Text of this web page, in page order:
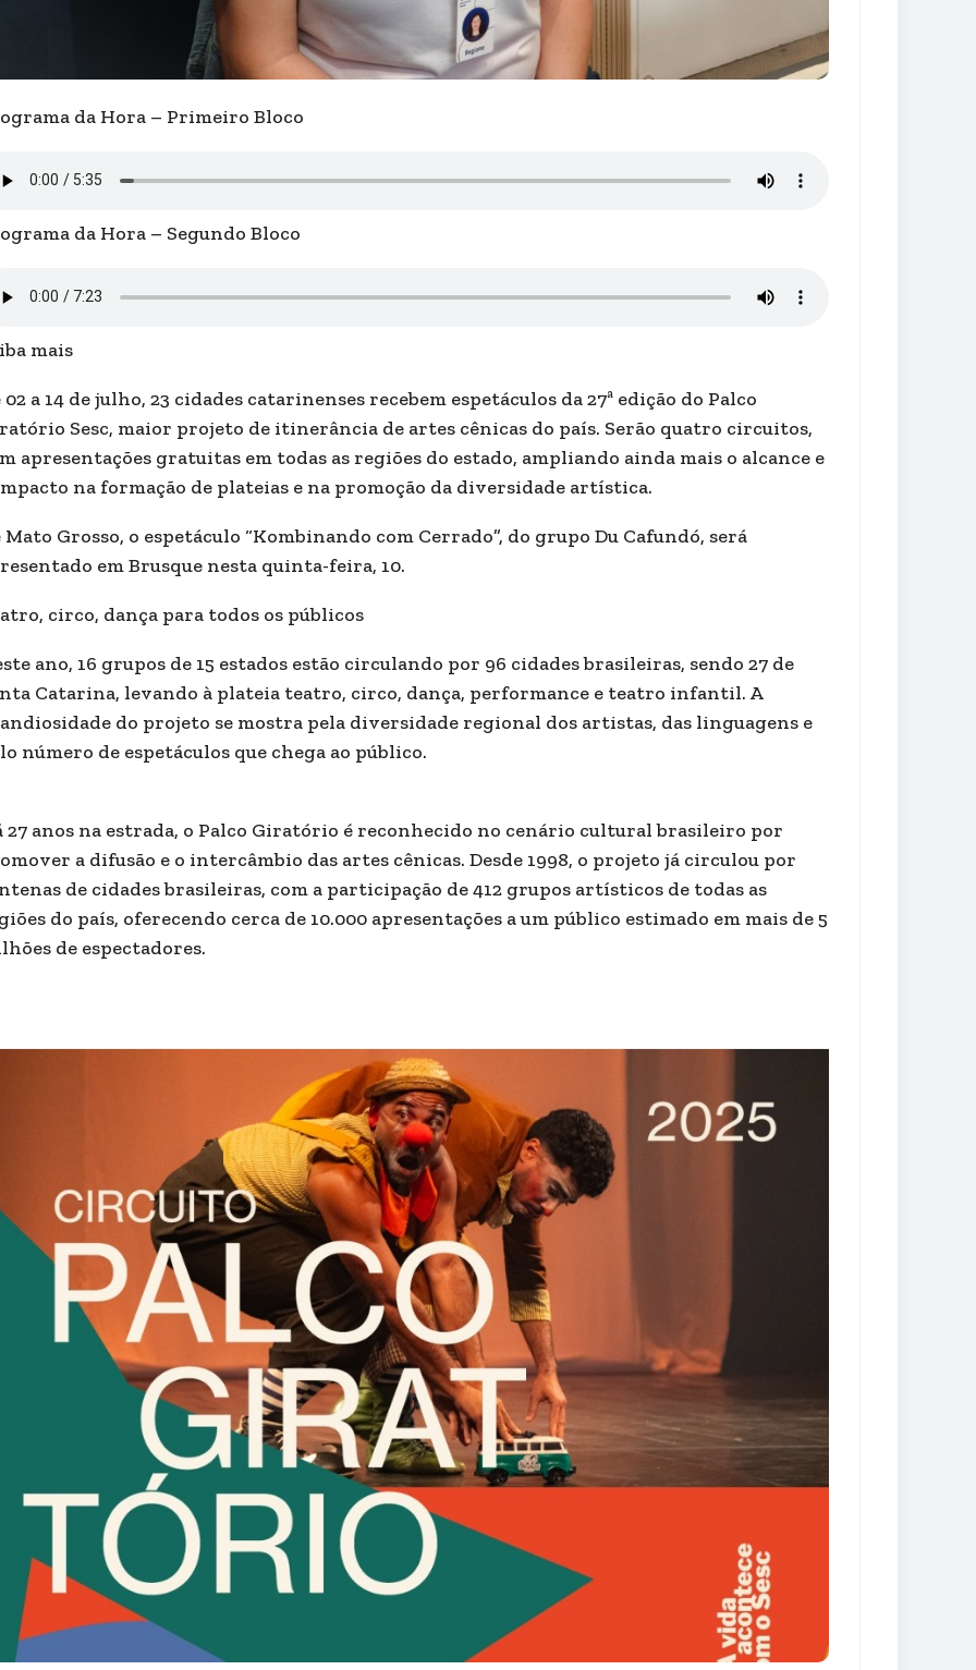
da Hora – Primeiro Bloco
da Hora – Segundo Bloco
mais
02 a 14 de julho, 23 cidades catarinenses recebem espetáculos da 27ª edição do Palco
Sesc, maior projeto de itinerância de artes cênicas do país. Serão quatro circuitos,
apresentações gratuitas em todas as regiões do estado, ampliando ainda mais o alcance e
na formação de plateias e na promoção da diversidade artística.
Mato Grosso, o espetáculo “Kombinando com Cerrado”, do grupo Du Cafundó, será
em Brusque nesta quinta-feira, 10.
circo, dança para todos os públicos
ano, 16 grupos de 15 estados estão circulando por 96 cidades brasileiras, sendo 27 de
Catarina, levando à plateia teatro, circo, dança, performance e teatro infantil. A
do projeto se mostra pela diversidade regional dos artistas, das linguagens e
número de espetáculos que chega ao público.
27 anos na estrada, o Palco Giratório é reconhecido no cenário cultural brasileiro por
a difusão e o intercâmbio das artes cênicas. Desde 1998, o projeto já circulou por
de cidades brasileiras, com a participação de 412 grupos artísticos de todas as
do país, oferecendo cerca de 10.000 apresentações a um público estimado em mais de 5
de espectadores.